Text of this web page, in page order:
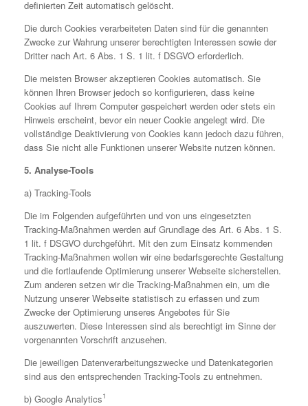
definierten Zeit automatisch gelöscht.
Die durch Cookies verarbeiteten Daten sind für die genannten
Zwecke zur Wahrung unserer berechtigten Interessen sowie der
Dritter nach Art. 6 Abs. 1 S. 1 lit. f DSGVO erforderlich.
Die meisten Browser akzeptieren Cookies automatisch. Sie
können Ihren Browser jedoch so konfigurieren, dass keine
Cookies auf Ihrem Computer gespeichert werden oder stets ein
Hinweis erscheint, bevor ein neuer Cookie angelegt wird. Die
vollständige Deaktivierung von Cookies kann jedoch dazu führen,
dass Sie nicht alle Funktionen unserer Website nutzen können.
5. Analyse-Tools
a) Tracking-Tools
Die im Folgenden aufgeführten und von uns eingesetzten
Tracking-Maßnahmen werden auf Grundlage des Art. 6 Abs. 1 S.
1 lit. f DSGVO durchgeführt. Mit den zum Einsatz kommenden
Tracking-Maßnahmen wollen wir eine bedarfsgerechte Gestaltung
und die fortlaufende Optimierung unserer Webseite sicherstellen.
Zum anderen setzen wir die Tracking-Maßnahmen ein, um die
Nutzung unserer Webseite statistisch zu erfassen und zum
Zwecke der Optimierung unseres Angebotes für Sie
auszuwerten. Diese Interessen sind als berechtigt im Sinne der
vorgenannten Vorschrift anzusehen.
Die jeweiligen Datenverarbeitungszwecke und Datenkategorien
sind aus den entsprechenden Tracking-Tools zu entnehmen.
b) Google Analytics1